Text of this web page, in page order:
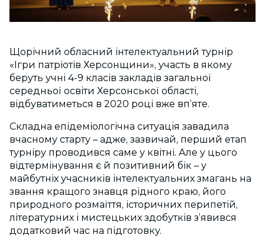
Щорічний обласний інтелектуальний турнір
«Ігри патріотів Херсонщини», участь в якому
беруть учні 4-9 класів закладів загальної
середньої освіти Херсонської області,
відбуватиметься в 2020 році вже вп’яте.
Складна епідеміологічна ситуація завадила
вчасному старту – адже, зазвичай, перший етап
турніру проводився саме у квітні. Але у цього
відтермінування є й позитивний бік – у
майбутніх учасників інтелектуальних змагань на
звання кращого знавця рідного краю, його
природного розмаїття, історичних перипетій,
літературних і мистецьких здобутків з’явився
додатковий час на підготовку.